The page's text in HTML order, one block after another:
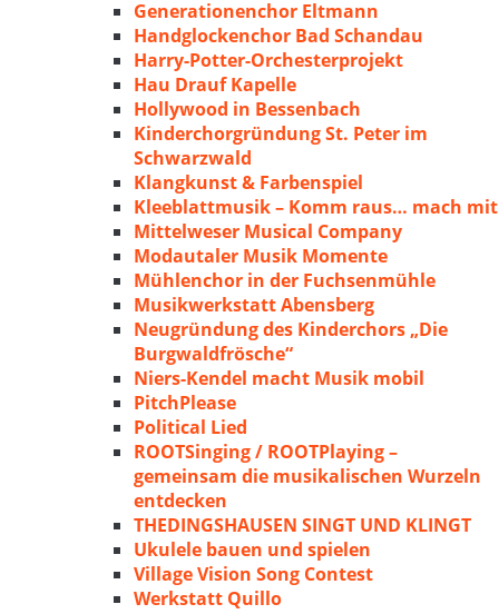
Generationenchor Eltmann
Handglockenchor Bad Schandau
Harry-Potter-Orchesterprojekt
Hau Drauf Kapelle
Hollywood in Bessenbach
Kinderchorgründung St. Peter im
Schwarzwald
Klangkunst & Farbenspiel
Kleeblattmusik – Komm raus… mach mit
Mittelweser Musical Company
Modautaler Musik Momente
Mühlenchor in der Fuchsenmühle
Musikwerkstatt Abensberg
Neugründung des Kinderchors „Die
Burgwaldfrösche“
Niers-Kendel macht Musik mobil
PitchPlease
Political Lied
ROOTSinging / ROOTPlaying –
gemeinsam die musikalischen Wurzeln
entdecken
THEDINGSHAUSEN SINGT UND KLINGT
Ukulele bauen und spielen
Village Vision Song Contest
Werkstatt Quillo